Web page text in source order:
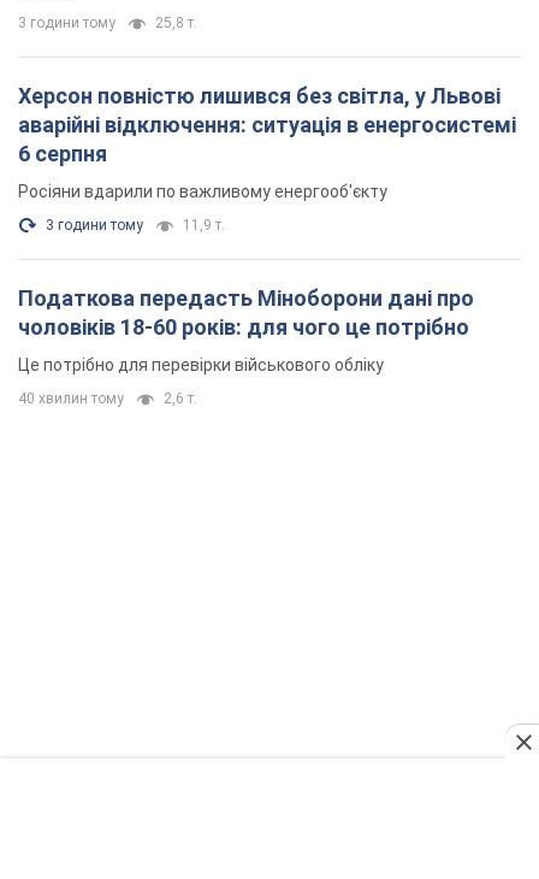
3 години тому 25,8 т.
Херсон повністю лишився без світла, у Львові
аварійні відключення: ситуація в енергосистемі
6 серпня
Росіяни вдарили по важливому енергооб'єкту
3 години тому 11,9 т.
Податкова передасть Міноборони дані про
чоловіків 18-60 років: для чого це потрібно
Це потрібно для перевірки військового обліку
40 хвилин тому 2,6 т.